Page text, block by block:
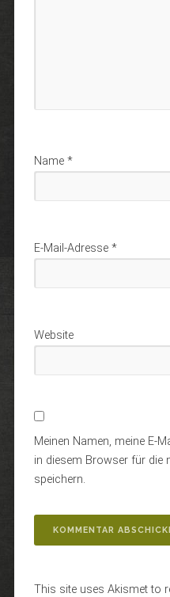
Name *
E-Mail-Adresse *
Website
Meinen Namen, meine E-
in diesem Browser für die
speichern.
This site uses Akismet to